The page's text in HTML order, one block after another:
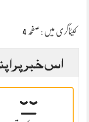
کیٹاگری میں : صفحہ 4
اس خبر پر